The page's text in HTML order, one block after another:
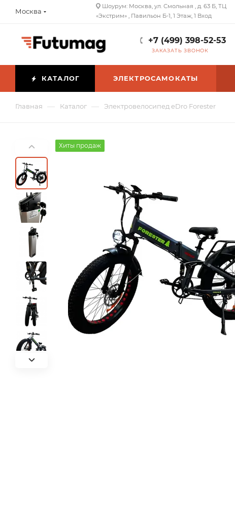
Москва
Шоурум: Москва, ул. Смольная , д. 63 Б, ТЦ
«Экстрим» , Павильон Б-1, 1 Этаж, 1 Вход
+7 (499) 398-52-53
ЗАКАЗАТЬ ЗВОНОК
КАТАЛОГ ЭЛЕКТРОСАМОКАТЫ
Главная — Каталог — Электровелосипед eDro Forester
Хиты продаж